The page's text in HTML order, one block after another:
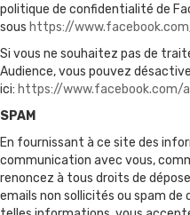
politique de confidentialité de
sous https://
Si vous ne souhaitez pas de
Audience, vous pouvez
ici: https://
SPAM
En fournissant à ce site des
communication avec vous,
renoncez à tous droits de
emails non sollicités ou spam